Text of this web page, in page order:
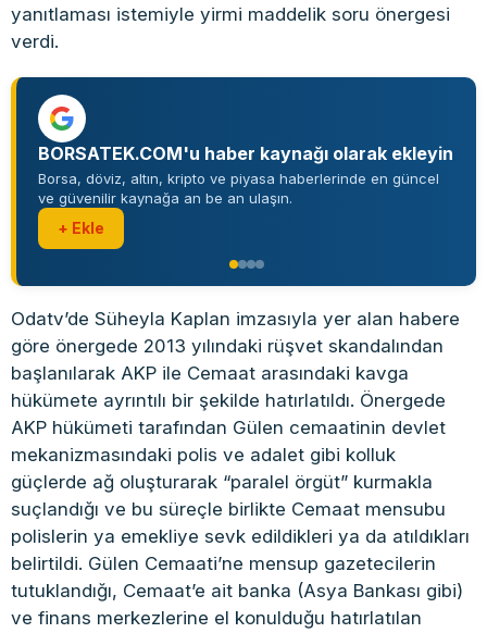
yanıtlaması istemiyle yirmi maddelik soru önergesi
verdi.
BORSATEK.COM'u haber kaynağı olarak ekleyin
Borsa, döviz, altın, kripto ve piyasa haberlerinde en güncel
ve güvenilir kaynağa an be an ulaşın.
+ Ekle
Odatv’de Süheyla Kaplan imzasıyla yer alan habere
göre önergede 2013 yılındaki rüşvet skandalından
başlanılarak AKP ile Cemaat arasındaki kavga
hükümete ayrıntılı bir şekilde hatırlatıldı. Önergede
AKP hükümeti tarafından Gülen cemaatinin devlet
mekanizmasındaki polis ve adalet gibi kolluk
güçlerde ağ oluşturarak “paralel örgüt” kurmakla
suçlandığı ve bu süreçle birlikte Cemaat mensubu
polislerin ya emekliye sevk edildikleri ya da atıldıkları
belirtildi. Gülen Cemaati’ne mensup gazetecilerin
tutuklandığı, Cemaat’e ait banka (Asya Bankası gibi)
ve finans merkezlerine el konulduğu hatırlatılan